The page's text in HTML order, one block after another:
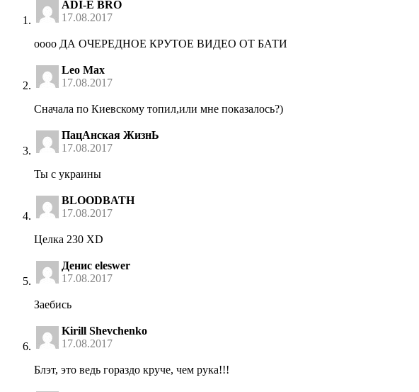
ADI-E BRO
17.08.2017
оооо ДА ОЧЕРЕДНОЕ КРУТОЕ ВИДЕО ОТ БАТИ
Leo Max
17.08.2017
Сначала по Киевскому топил,или мне показалось?)
ПацАнская ЖизнЬ
17.08.2017
Ты с украины
BLOODBATH
17.08.2017
Целка 230 XD
Денис eleswer
17.08.2017
Заебись
Kirill Shevchenko
17.08.2017
Блэт, это ведь гораздо круче, чем рука!!!